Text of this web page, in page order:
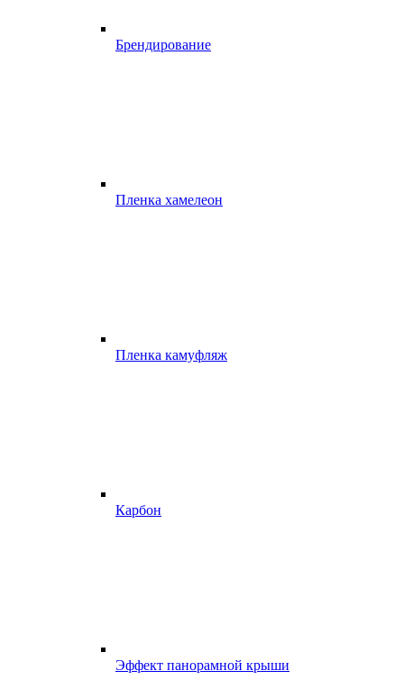
Брендирование
Пленка хамелеон
Пленка камуфляж
Карбон
Эффект панорамной крыши